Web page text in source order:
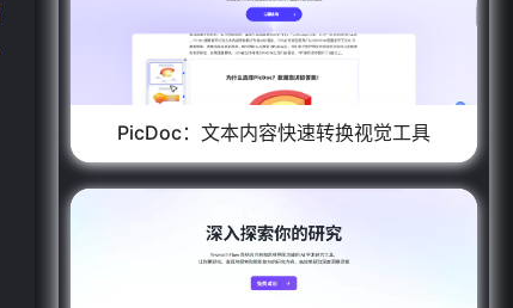
PicDoc：文本内容快速转换视觉工具